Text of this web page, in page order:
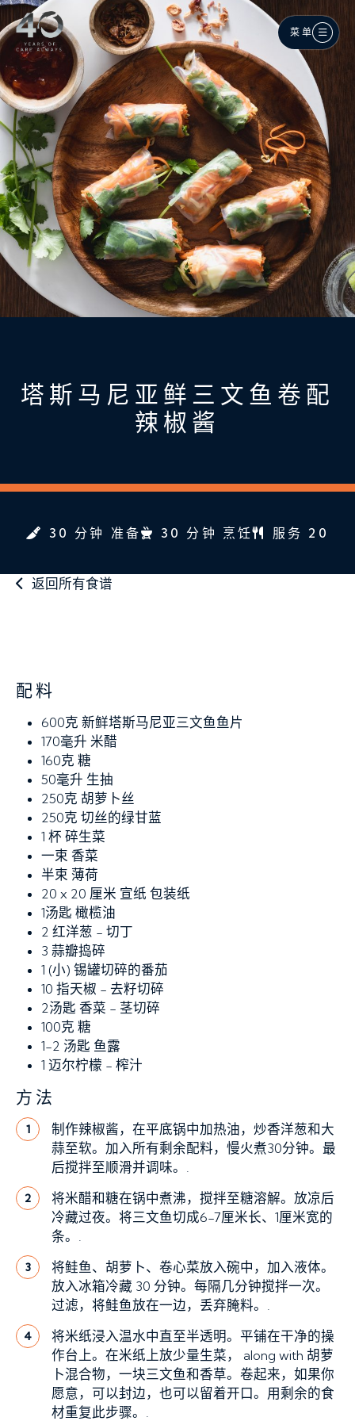
跳至主内容
菜单
塔斯马尼亚鲜三文鱼卷配
辣椒酱
30 分钟 准备 30 分钟 烹饪 服务 20
返回所有食谱
配料
600克 新鲜塔斯马尼亚三文鱼鱼片
170毫升 米醋
160克 糖
50毫升 生抽
250克 胡萝卜丝
250克 切丝的绿甘蓝
1 杯 碎生菜
一束 香菜
半束 薄荷
20 x 20 厘米 宣纸 包装纸
1汤匙 橄榄油
2 红洋葱 - 切丁
3 蒜瓣捣碎
1 (小) 锡罐切碎的番茄
10 指天椒 - 去籽切碎
2汤匙 香菜 - 茎切碎
100克 糖
1-2 汤匙 鱼露
1 迈尔柠檬 - 榨汁
方法
1
制作辣椒酱，在平底锅中加热油，炒香洋葱和大
蒜至软。加入所有剩余配料，慢火煮30分钟。最
后搅拌至顺滑并调味。.
2
将米醋和糖在锅中煮沸，搅拌至糖溶解。放凉后
冷藏过夜。将三文鱼切成6-7厘米长、1厘米宽的
条。.
3
将鲑鱼、胡萝卜、卷心菜放入碗中，加入液体。
放入冰箱冷藏 30 分钟。每隔几分钟搅拌一次。
过滤，将鲑鱼放在一边，丢弃腌料。.
4
将米纸浸入温水中直至半透明。平铺在干净的操
作台上。在米纸上放少量生菜， along with 胡萝
卜混合物，一块三文鱼和香草。卷起来，如果你
愿意，可以封边，也可以留着开口。用剩余的食
材重复此步骤。.